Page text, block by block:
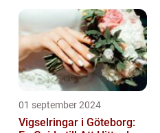
01 september 2024
Vigselringar i Göteborg: